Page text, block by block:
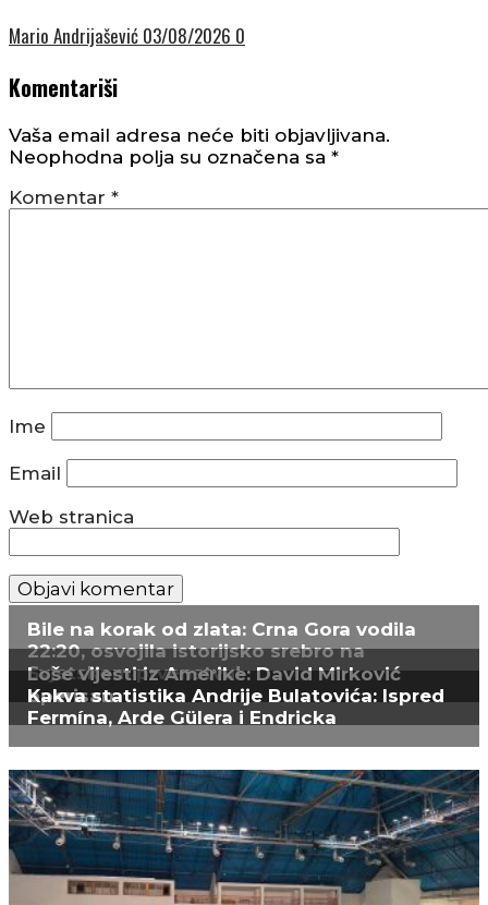
Mario Andrijašević 03/08/2026 0
Komentariši
Vaša email adresa neće biti objavljivana.
Neophodna polja su označena sa *
Komentar *
Ime
Email
Web stranica
Bile na korak od zlata: Crna Gora vodila
22:20, osvojila istorijsko srebro na
Svjetskom prvenstvu!
Loše vijesti iz Amerike: David Mirković
operisan
Kakva statistika Andrije Bulatovića: Ispred
Fermína, Arde Gülera i Endricka